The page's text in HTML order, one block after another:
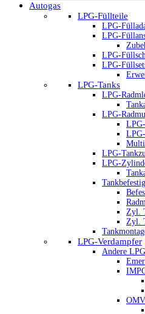
Autogas
LPG-Füllteile
LPG-
LPG-
LPG-
LPG-
LPG-Tanks
LPG-
LPG-
LPG-
LPG-
Zyl.
Zyl.
LPG-Verdampfer
Andere